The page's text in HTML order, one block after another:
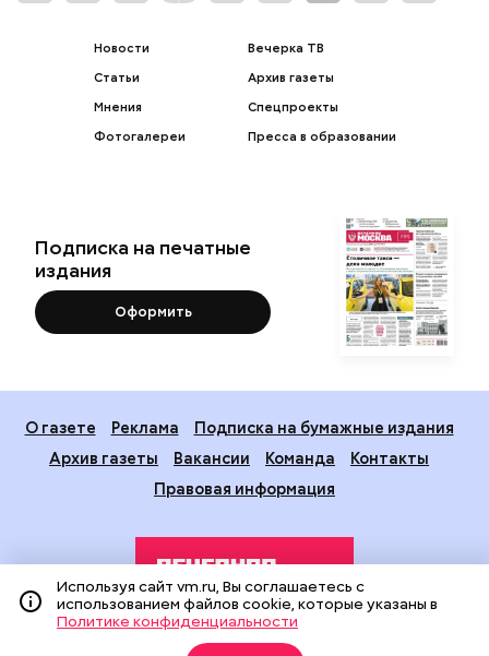
Новости
Статьи
Мнения
Фотогалереи
Вечерка ТВ
Архив газеты
Спецпроекты
Пресса в образовании
Подписка на печатные
издания
Оформить
О газете Реклама
Подписка на бумажные издания
Архив газеты
Вакансии Команда
Контакты
Правовая информация
Используя сайт vm.ru, Вы соглашаетесь с
использованием файлов cookie, которые указаны в
Политике конфиденциальности